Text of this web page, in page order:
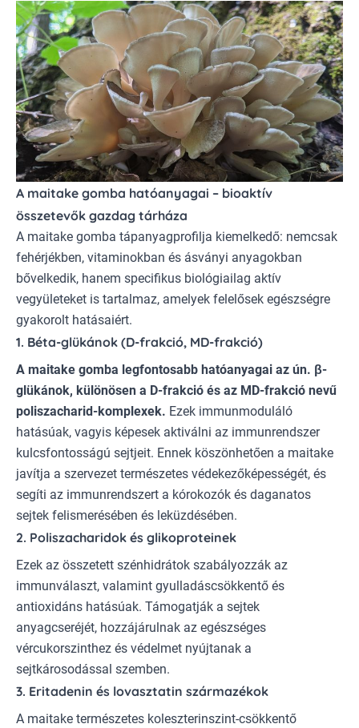
A maitake gomba hatóanyagai – bioaktív
összetevők gazdag tárháza
A maitake gomba tápanyagprofilja kiemelkedő: nemcsak
fehérjékben, vitaminokban és ásványi anyagokban
bővelkedik, hanem specifikus biológiailag aktív
vegyületeket is tartalmaz, amelyek felelősek egészségre
gyakorolt hatásaiért.
1. Béta-glükánok (D-frakció, MD-frakció)
A maitake gomba legfontosabb hatóanyagai az ún. β-
glükánok, különösen a D-frakció és az MD-frakció nevű
poliszacharid-komplexek. Ezek immunmoduláló
hatásúak, vagyis képesek aktiválni az immunrendszer
kulcsfontosságú sejtjeit. Ennek köszönhetően a maitake
javítja a szervezet természetes védekezőképességét, és
segíti az immunrendszert a kórokozók és daganatos
sejtek felismerésében és leküzdésében.
2. Poliszacharidok és glikoproteinek
Ezek az összetett szénhidrátok szabályozzák az
immunválaszt, valamint gyulladáscsökkentő és
antioxidáns hatásúak. Támogatják a sejtek
anyagcseréjét, hozzájárulnak az egészséges
vércukorszinthez és védelmet nyújtanak a
sejtkárosodással szemben.
3. Eritadenin és lovasztatin származékok
A maitake természetes koleszterinszint-csökkentő